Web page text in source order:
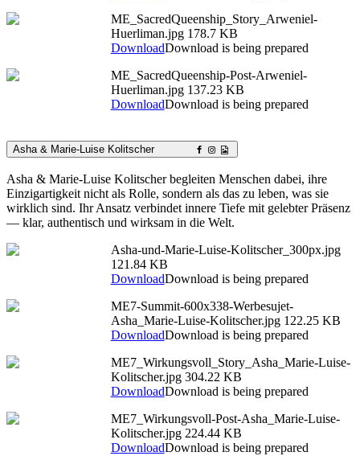
ME_SacredQueenship_Story_Arweniel-
Huerliman.jpg 178.7 KB
DownloadDownload is being prepared
ME_SacredQueenship-Post-Arweniel-
Huerliman.jpg 137.23 KB
DownloadDownload is being prepared
Asha & Marie-Luise Kolitscher
Asha & Marie-Luise Kolitscher begleiten Menschen dabei, ihre
Einzigartigkeit nicht als Rolle, sondern als das zu leben, was sie
wirklich sind. Ihr Ansatz verbindet innere Tiefe mit gelebter Präsenz
— klar, authentisch und wirksam in die Welt.
Asha-und-Marie-Luise-Kolitscher_300px.jpg
121.84 KB
DownloadDownload is being prepared
ME7-Summit-600x338-Werbesujet-
Asha_Marie-Luise-Kolitscher.jpg 122.25 KB
DownloadDownload is being prepared
ME7_Wirkungsvoll_Story_Asha_Marie-Luise-
Kolitscher.jpg 304.22 KB
DownloadDownload is being prepared
ME7_Wirkungsvoll-Post-Asha_Marie-Luise-
Kolitscher.jpg 224.44 KB
DownloadDownload is being prepared